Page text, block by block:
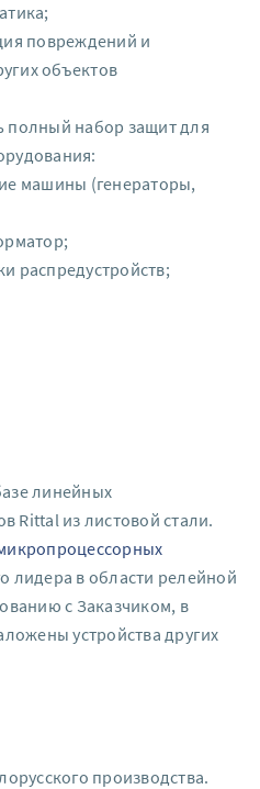
повреждений и
объектов
полный набор защит для
машины (генераторы,
распредустройств;
линейных
Rittal из листовой стали.
лидера в области релейной
с Заказчиком, в
устройства других
производства.